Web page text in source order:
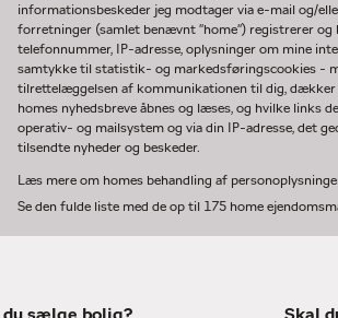
informationsbeskeder jeg modtager via e-mail og/
forretninger (samlet benævnt "home") registrerer og
telefonnummer, IP-adresse, oplysninger om mine
samtykke til statistik- og markedsføringscookies -
tilrettelæggelsen af kommunikationen til dig, dækker
homes nyhedsbreve åbnes og læses, og hvilke links
operativ- og mailsystem og via din IP-adresse, det
tilsendte nyheder og beskeder.
Læs mere om homes behandling af
Se den fulde liste med de op til 175 home
du sælge bolig? Skal